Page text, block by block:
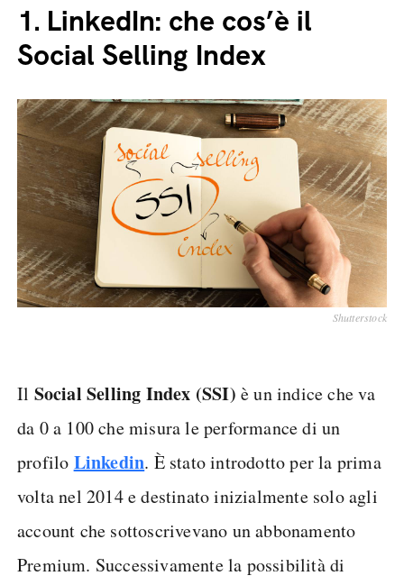
1. LinkedIn: che cos’è il
Social Selling Index
Shutterstock
Il Social Selling Index (SSI) è un indice che va
da 0 a 100 che misura le performance di un
profilo Linkedin. È stato introdotto per la prima
volta nel 2014 e destinato inizialmente solo agli
account che sottoscrivevano un abbonamento
Premium. Successivamente la possibilità di